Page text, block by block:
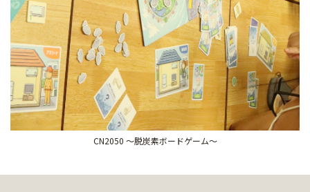
CN2050 ～脱炭素ボードゲーム～